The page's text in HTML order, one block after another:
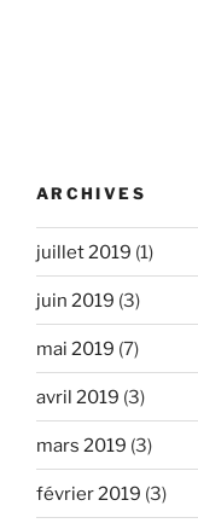
ARCHIVES
juillet 2019 (1)
juin 2019 (3)
mai 2019 (7)
avril 2019 (3)
mars 2019 (3)
février 2019 (3)